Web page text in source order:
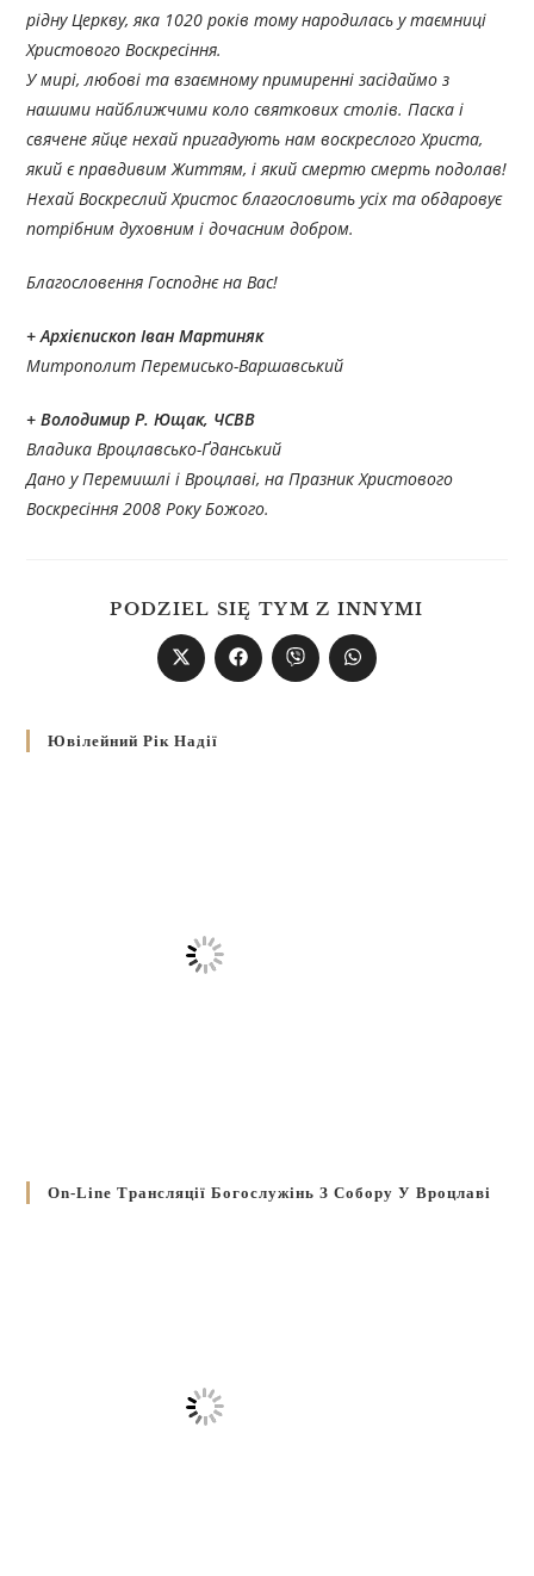
рідну Церкву, яка 1020 років тому народилась у таємниці
Христового Воскресіння.
У мирі, любові та взаємному примиренні засідаймо з
нашими найближчими коло святкових столів. Паска і
свячене яйце нехай пригадують нам воскреслого Христа,
який є правдивим Життям, і який смертю смерть подолав!
Нехай Воскреслий Христос благословить усіх та обдаровує
потрібним духовним і дочасним добром.
Благословення Господнє на Вас!
+ Архієпископ Іван Мартиняк
Митрополит Перемисько-Варшавський
+ Володимир Р. Ющак, ЧСВВ
Владика Вроцлавсько-Ґданський
Дано у Перемишлі і Вроцлаві, на Празник Христового
Воскресіння 2008 Року Божого.
PODZIEL SIĘ TYM Z INNYMI
Ювілейний Рік Надії
On-Line Трансляції Богослужінь З Собору У Вроцлаві